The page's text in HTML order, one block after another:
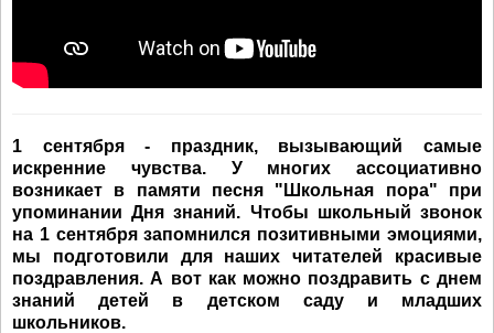
1 сентября - праздник, вызывающий самые
искренние чувства. У многих ассоциативно
возникает в памяти песня "Школьная пора" при
упоминании Дня знаний. Чтобы школьный звонок
на 1 сентября запомнился позитивными эмоциями,
мы подготовили для наших читателей красивые
поздравления. А вот как можно поздравить с днем
знаний детей в детском саду и младших
школьников.